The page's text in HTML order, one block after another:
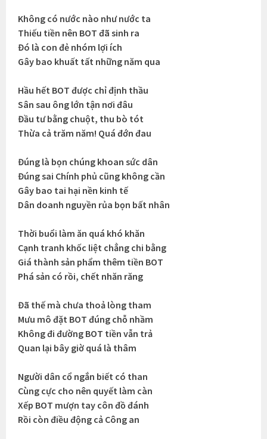
Không có nước nào như nước ta
Thiếu tiền nên BOT đã sinh ra
Đó là con đẻ nhóm lợi ích
Gây bao khuất tất những năm qua
Hầu hết BOT được chỉ định thầu
Sân sau ông lớn tận nơi đâu
Đầu tư bằng chuột, thu bò tót
Thừa cả trăm năm! Quá đớn đau
Đúng là bọn chúng khoan sức dân
Đúng sai Chính phủ cũng không cần
Gây bao tai hại nền kinh tế
Dân doanh nguyền rủa bọn bất nhân
Thời buổi làm ăn quá khó khăn
Cạnh tranh khốc liệt chẳng chi bằng
Giá thành sản phẩm thêm tiền BOT
Phá sản có rồi, chết nhăn răng
Đã thế mà chưa thoả lòng tham
Mưu mô đặt BOT đúng chỗ nhầm
Không đi đường BOT tiền vẫn trả
Quan lại bây giờ quá là thâm
Người dân cổ ngắn biết có than
Cùng cực cho nên quyết làm càn
Xếp BOT mượn tay côn đồ đánh
Rồi còn điều động cả Công an